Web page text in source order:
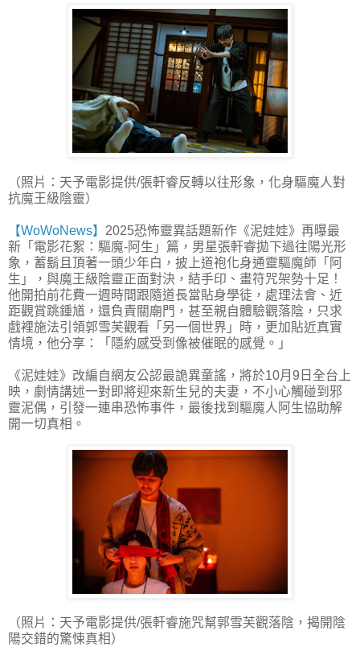
（照片：天予電影提供/張軒睿反轉以往形象，化身驅魔人對
抗魔王級陰靈）
【WoWoNews】 2025恐怖靈異話題新作《泥娃娃》再曝最
新「電影花絮：驅魔-阿生」篇，男星張軒睿拋下過往陽光形
象，蓄鬍且頂著一頭少年白，披上道袍化身通靈驅魔師「阿
生」，與魔王級陰靈正面對決，結手印、畫符咒架勢十足！
他開拍前花費一週時間跟隨道長當貼身學徒，處理法會、近
距觀賞跳鍾馗，還負責關廟門，甚至親自體驗觀落陰，只求
戲裡施法引領郭雪芙觀看「另一個世界」時，更加貼近真實
情境，他分享：「隱約感受到像被催眠的感覺。」
《泥娃娃》改編自網友公認最詭異童謠，將於10月9日全台上
映，劇情講述一對即將迎來新生兒的夫妻，不小心觸碰到邪
靈泥偶，引發一連串恐怖事件，最後找到驅魔人阿生協助解
開一切真相。
（照片：天予電影提供/張軒睿施咒幫郭雪芙觀落陰，揭開陰
陽交錯的驚悚真相）